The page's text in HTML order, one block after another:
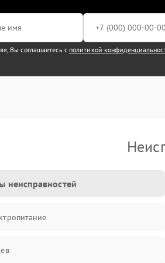
Вы соглашаетесь с политикой
неисправностей